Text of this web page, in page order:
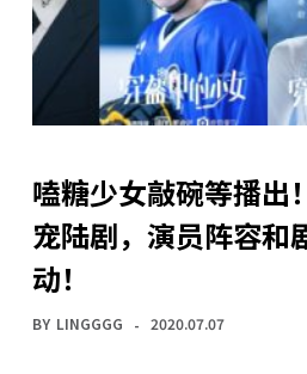
嗑糖少女敲碗等播出
宠陆剧，演员阵容和
动！
BY LINGGGG 2020.07.07